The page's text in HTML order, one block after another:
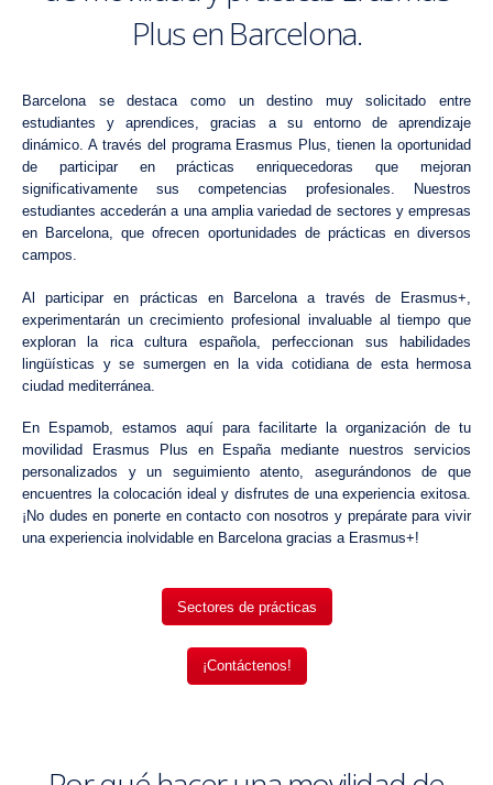
Plus en Barcelona.
Barcelona se destaca como un destino muy solicitado entre
estudiantes y aprendices, gracias a su entorno de aprendizaje
dinámico. A través del programa Erasmus Plus, tienen la oportunidad
de participar en prácticas enriquecedoras que mejoran
significativamente sus competencias profesionales. Nuestros
estudiantes accederán a una amplia variedad de sectores y empresas
en Barcelona, que ofrecen oportunidades de prácticas en diversos
campos.
Al participar en prácticas en Barcelona a través de Erasmus+,
experimentarán un crecimiento profesional invaluable al tiempo que
exploran la rica cultura española, perfeccionan sus habilidades
lingüísticas y se sumergen en la vida cotidiana de esta hermosa
ciudad mediterránea.
En Espamob, estamos aquí para facilitarte la organización de tu
movilidad
Erasmus Plus en Españamediante nuestros servicios
personalizados y un seguimiento atento, asegurándonos de que
encuentres la colocación ideal y disfrutes de una experiencia exitosa.
¡No dudes en ponerte en contacto con nosotros y prepárate para vivir
una experiencia inolvidable en Barcelona gracias a Erasmus+!
Sectores de prácticas
¡Contáctenos!